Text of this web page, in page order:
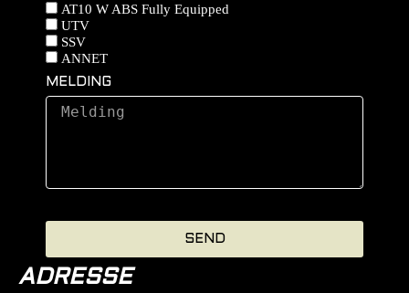
AT10 W ABS Fully Equipped
UTV
SSV
ANNET
MELDING
SEND
ADRESSE